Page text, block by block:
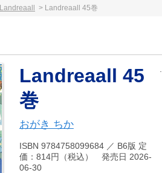
Landreaall Landreaall 45巻
Landreaall 45
巻
おがき ちか
ISBN 9784758099684 ／ B6版 定
価：814円（税込） 発売日 2026-
06-30